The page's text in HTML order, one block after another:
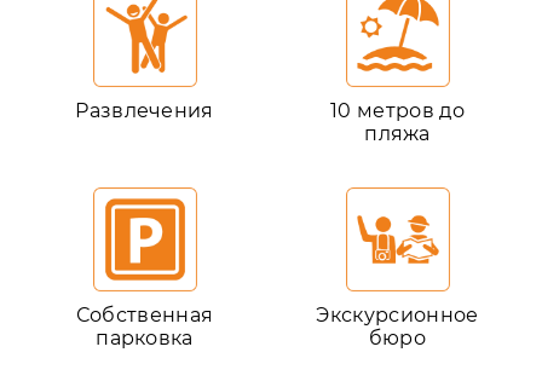
Развлечения
10 метров до
пляжа
Собственная
парковка
Экскурсионное
бюро